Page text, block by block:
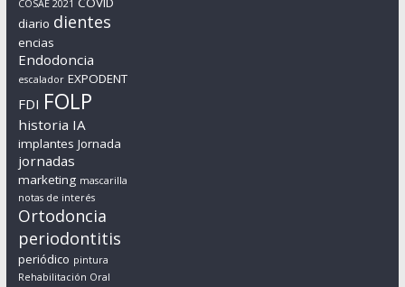
COSAE 2021
diario dientes
encias
Endodoncia
escalador EXPODENT
FDI FOLP
historia IA
implantes Jornada
jornadas
marketing mascarilla
notas de interés
Ortodoncia
periodontitis
periódico pintura
Rehabilitación Oral